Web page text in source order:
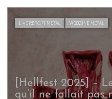
LIVE REPORT METAL WEBZINE METAL
[Hellfest 2025] –
qu’il ne fallait pas